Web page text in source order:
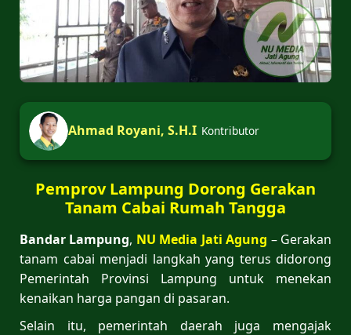
Ahmad Royani, S.H.I Kontributor
Pemprov Lampung Dorong Gerakan
Tanam Cabai Rumah Tangga
Bandar Lampung, NU Media Jati Agung – Gerakan
tanam cabai menjadi langkah yang terus didorong
Pemerintah Provinsi Lampung untuk menekan
kenaikan harga pangan di pasaran.
Selain itu, pemerintah daerah juga mengajak